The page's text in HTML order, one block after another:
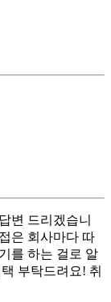
변 드리겠습니
은 회사마다 따
를 하는 걸로 알
부탁드려요! 취